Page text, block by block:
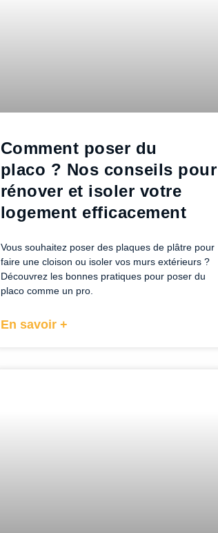
Comment poser du
placo ? Nos conseils pour
rénover et isoler votre
logement efficacement
Vous souhaitez poser des plaques de plâtre pour
faire une cloison ou isoler vos murs extérieurs ?
Découvrez les bonnes pratiques pour poser du
placo comme un pro.
En savoir +